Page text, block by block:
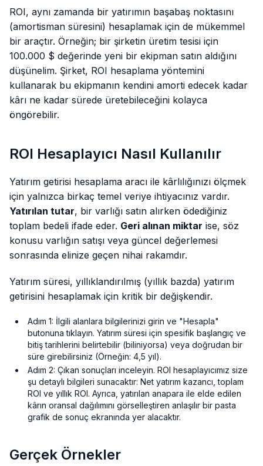
ROI, aynı zamanda bir yatırımın başabaş noktasını
(amortisman süresini) hesaplamak için de mükemmel
bir araçtır. Örneğin; bir şirketin üretim tesisi için
100.000 $ değerinde yeni bir ekipman satın aldığını
düşünelim. Şirket, ROI hesaplama yöntemini
kullanarak bu ekipmanın kendini amorti edecek kadar
kârı ne kadar sürede üretebileceğini kolayca
öngörebilir.
ROI Hesaplayıcı Nasıl Kullanılır
Yatırım getirisi hesaplama aracı ile kârlılığınızı ölçmek
için yalnızca birkaç temel veriye ihtiyacınız vardır.
Yatırılan tutar, bir varlığı satın alırken ödediğiniz
toplam bedeli ifade eder. Geri alınan miktar ise, söz
konusu varlığın satışı veya güncel değerlemesi
sonrasında elinize geçen nihai rakamdır.
Yatırım süresi, yıllıklandırılmış (yıllık bazda) yatırım
getirisini hesaplamak için kritik bir değişkendir.
Adım 1: İlgili alanlara bilgilerinizi girin ve "Hesapla"
butonuna tıklayın. Yatırım süresi için spesifik başlangıç ve
bitiş tarihlerini belirtebilir (biliniyorsa) veya doğrudan bir
süre girebilirsiniz (Örneğin: 4,5 yıl).
Adım 2: Çıkan sonuçları inceleyin. ROI hesaplayıcımız size
şu detaylı bilgileri sunacaktır: Net yatırım kazancı, toplam
ROI ve yıllık ROI. Ayrıca, yatırılan anapara ile elde edilen
kârın oransal dağılımını görselleştiren anlaşılır bir pasta
grafik de sonuç ekranında yer alacaktır.
Gerçek Örnekler